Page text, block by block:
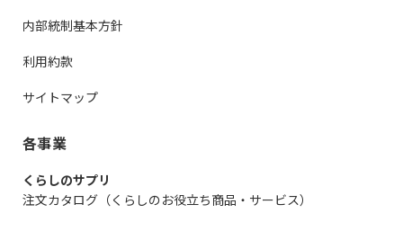
内部統制基本方針
利用約款
サイトマップ
各事業
くらしのサプリ
注文カタログ（くらしのお役立ち商品・サービス）